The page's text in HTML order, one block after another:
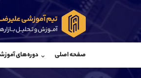
صفحه اصلی دوره‌های